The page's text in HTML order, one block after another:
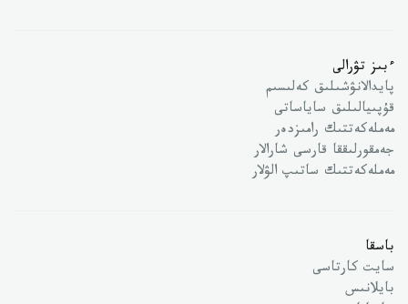
ءبىز تۋرالى
پايدالانۋشىلىق كەلىسىم
قۇپىيالىلىق ساياساتى
مەملەكەتتىك رامىزدەر
جەمقورلىققا قارسى شارالار
مەملەكەتتىك ساتىپ الۋلار
باسقا
سايت كارتاسى
بايلانىس